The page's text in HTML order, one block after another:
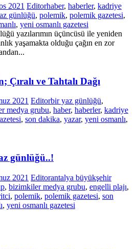
2021 Editorhaber, haberler, kadriye
günlüğü, polemik, polemik gazetesi,
, yeni osmanlı gazetesi
yazılarımın üçüncüsü ile yeniden
yaşamakta olduğu çağın en zor
ve Tahtalı Dağı
2021 Editorbir yaz günlüğü,
medya grubu, haber, haberler, kadriye
, son dakika, yazar, yeni osmanlı,
günlüğü..!
2021 Editorantalya büyükşehir
, bizimkiler medya grubu, engelli plajı,
, polemik, polemik gazetesi, son
, yeni osmanlı gazetesi